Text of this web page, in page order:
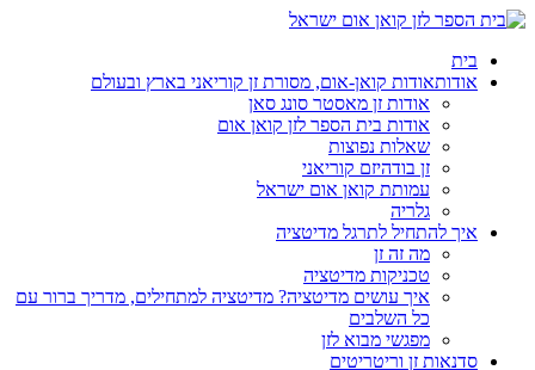
בית
אודותאודות קואן-אום, מסורת זן קוריאני בארץ ובעולם
אודות זן מאסטר סונג סאן
אודות בית הספר לזן קואן אום
שאלות נפוצות
זן בודהיזם קוריאני
עמותת קואן אום ישראל
גלריה
איך להתחיל לתרגל מדיטציה
מה זה זן
טכניקות מדיטציה
איך עושים מדיטציה? מדיטציה למתחילים, מדריך ברור עם
כל השלבים
מפגשי מבוא לזן
סדנאות זן וריטריטים